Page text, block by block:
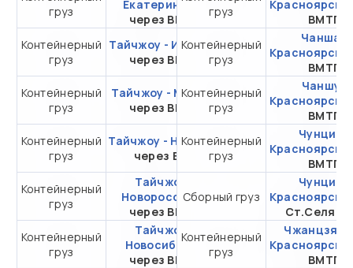
груз
Екатеринбург
через ВМТП
20DC
Контейнерный
груз
Тайчжоу - Иркутск
через ВМТП
от 303 769,45 ₽ за
20DC
Контейнерный
груз
Тайчжоу - Москва
через ВМТП
от 388 769,45 ₽ за
20DC
Контейнерный
груз
Тайчжоу - Находка
через ВСК
от 155 808,15 ₽ за
20DC
Контейнерный
груз
Тайчжоу -
Новороссийск
через ВМТП
от 494 424,45 ₽ за
20DC
Контейнерный
груз
Тайчжоу -
Новосибирск
через ВМТП
от 358 102,25 ₽ за
20DC
груз
Красноярск
ВМТП
Контейнерный
груз
Чанша -
Красноярск
ВМТП
Контейнерный
груз
Чаншу -
Красноярск
ВМТП
Контейнерный
груз
Чунцин -
Красноярск
ВМТП
Сборный груз
Чунцин -
Красноярск
Контейнерный
груз
Красноярск
ВМТП